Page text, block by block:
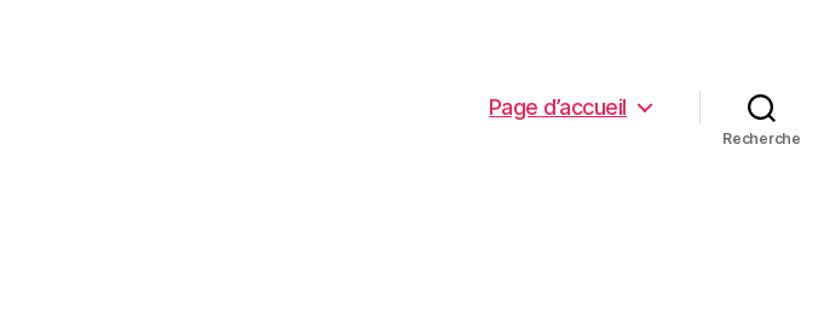
Page d’accueil
Recherche